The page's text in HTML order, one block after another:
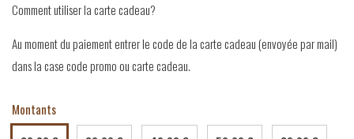
Comment utiliser la carte cadeau?
Au moment du paiement entrer le code de la carte cadeau (envoyée par mail)
dans la case code promo ou carte cadeau.
Montants